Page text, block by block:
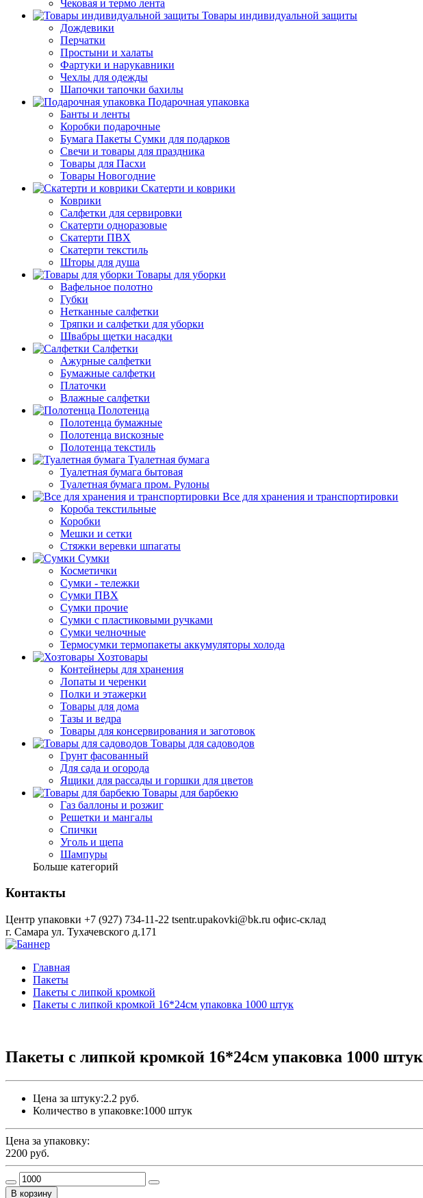
Чековая и термо лента
Товары индивидуальной защиты
Дождевики
Перчатки
Простыни и халаты
Фартуки и нарукавники
Чехлы для одежды
Шапочки тапочки бахилы
Подарочная упаковка
Банты и ленты
Коробки подарочные
Бумага Пакеты Сумки для подарков
Свечи и товары для праздника
Товары для Пасхи
Товары Новогодние
Скатерти и коврики
Коврики
Салфетки для сервировки
Скатерти одноразовые
Скатерти ПВХ
Скатерти текстиль
Шторы для душа
Товары для уборки
Вафельное полотно
Губки
Нетканные салфетки
Тряпки и салфетки для уборки
Швабры щетки насадки
Салфетки
Ажурные салфетки
Бумажные салфетки
Платочки
Влажные салфетки
Полотенца
Полотенца бумажные
Полотенца вискозные
Полотенца текстиль
Туалетная бумага
Туалетная бумага бытовая
Туалетная бумага пром. Рулоны
Все для хранения и транспортировки
Короба текстильные
Коробки
Мешки и сетки
Стяжки веревки шпагаты
Сумки
Косметички
Сумки - тележки
Сумки ПВХ
Сумки прочие
Сумки с пластиковыми ручками
Сумки челночные
Термосумки термопакеты аккумуляторы холода
Хозтовары
Контейнеры для хранения
Лопаты и черенки
Полки и этажерки
Товары для дома
Тазы и ведра
Товары для консервирования и заготовок
Товары для садоводов
Грунт фасованный
Для сада и огорода
Ящики для рассады и горшки для цветов
Товары для барбекю
Газ баллоны и розжиг
Решетки и мангалы
Спички
Уголь и щепа
Шампуры
Больше категорий
Контакты
Центр упаковки +7 (927) 734-11-22 tsentr.upakovki@bk.ru офис-склад
г. Самара ул. Тухачевского д.171
Главная
Пакеты
Пакеты с липкой кромкой
Пакеты с липкой кромкой 16*24см упаковка 1000 штук
Пакеты с липкой кромкой 16*24см упаковка 1000 штук
Цена за штуку:2.2 руб.
Количество в упаковке:1000 штук
Цена за упаковку:
2200 руб.
В корзину